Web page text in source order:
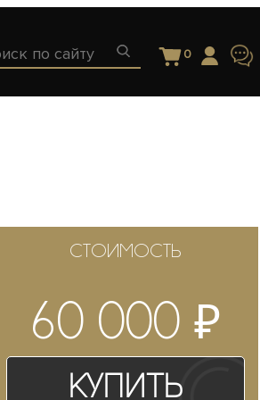
0
СТОИМОСТЬ
60 000₽
Купить